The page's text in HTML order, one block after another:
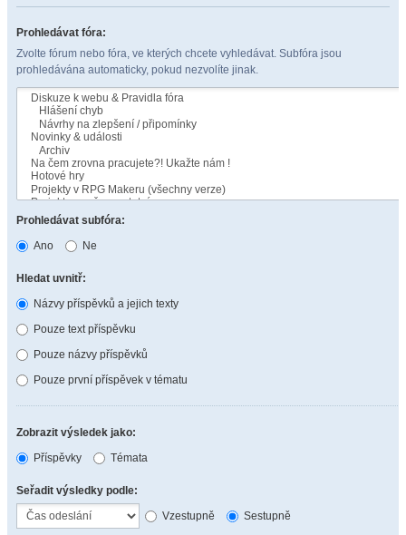
Prohledávat fóra:
Zvolte fórum nebo fóra, ve kterých chcete vyhledávat. Subfóra jsou
prohledávána automaticky, pokud nezvolíte jinak.
Prohledávat subfóra:
Ano
Ne
Hledat uvnitř:
Názvy příspěvků a jejich texty
Pouze text příspěvku
Pouze názvy příspěvků
Pouze první příspěvek v tématu
Zobrazit výsledek jako:
Příspěvky
Témata
Seřadit výsledky podle:
Vzestupně
Sestupně